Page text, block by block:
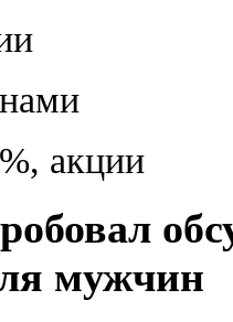
акции
мужчин